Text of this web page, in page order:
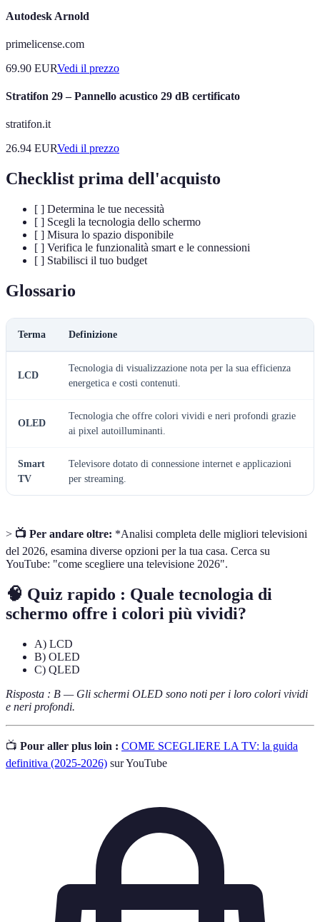
Autodesk Arnold
primelicense.com
69.90 EURVedi il prezzo
Stratifon 29 – Pannello acustico 29 dB certificato
stratifon.it
26.94 EURVedi il prezzo
Checklist prima dell'acquisto
[ ] Determina le tue necessità
[ ] Scegli la tecnologia dello schermo
[ ] Misura lo spazio disponibile
[ ] Verifica le funzionalità smart e le connessioni
[ ] Stabilisci il tuo budget
Glossario
Terma Definizione
LCD
Tecnologia di visualizzazione nota per la sua efficienza
energetica e costi contenuti.
OLED
Tecnologia che offre colori vividi e neri profondi grazie
ai pixel autoilluminanti.
Smart
TV
Televisore dotato di connessione internet e applicazioni
per streaming.
> 📺 Per andare oltre: *Analisi completa delle migliori televisioni
del 2026, esamina diverse opzioni per la tua casa. Cerca su
YouTube: "come scegliere una televisione 2026".
🧠 Quiz rapido : Quale tecnologia di
schermo offre i colori più vividi?
A) LCD
B) OLED
C) QLED
Risposta : B — Gli schermi OLED sono noti per i loro colori vividi
e neri profondi.
📺 Pour aller plus loin : COME SCEGLIERE LA TV: la guida
definitiva (2025-2026) sur YouTube